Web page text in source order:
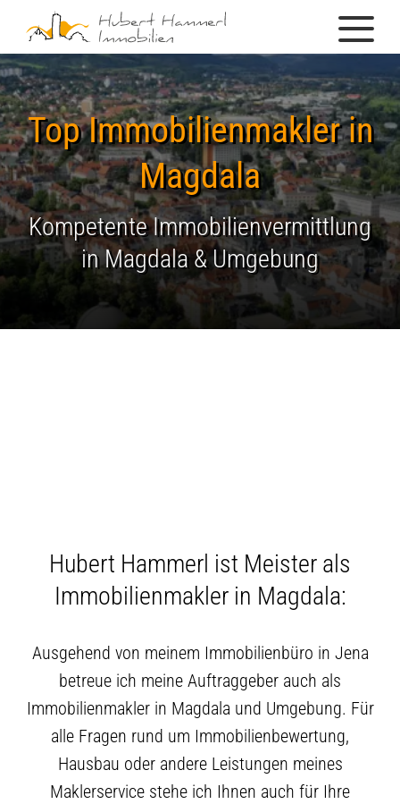
Top Immobilienmakler in
Magdala
Kompetente Immobilienvermittlung
in Magdala & Umgebung
Hubert Hammerl ist Meister als
Immobilienmakler in Magdala:
Ausgehend von meinem Immobilienbüro in Jena
betreue ich meine Auftraggeber auch als
Immobilienmakler in Magdala und Umgebung. Für
alle Fragen rund um Immobilienbewertung,
Hausbau oder andere Leistungen meines
Maklerservice stehe ich Ihnen auch für Ihre